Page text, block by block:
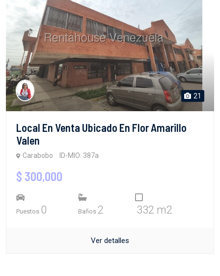
21
Local En Venta Ubicado En Flor Amarillo
Valen
Carabobo ID-MIO: 387a
$ 300,000
Puestos 0 Baños 2 332 m2
Ver detalles